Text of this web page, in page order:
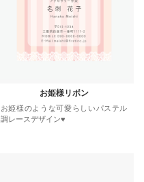
お姫様リボン
お姫様のような可愛らしいパステル
調レースデザイン♥